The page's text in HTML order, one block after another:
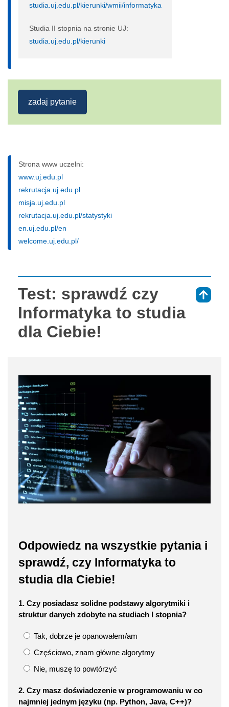
studia.uj.edu.pl/kierunki/wmii/informatyka
Studia II stopnia na stronie UJ:
studia.uj.edu.pl/kierunki
zadaj pytanie
Strona www uczelni:
www.uj.edu.pl
rekrutacja.uj.edu.pl
misja.uj.edu.pl
rekrutacja.uj.edu.pl/statystyki
en.uj.edu.pl/en
welcome.uj.edu.pl/
Test: sprawdź czy
Informatyka to studia
dla Ciebie!
Odpowiedz na wszystkie pytania i
sprawdź, czy Informatyka to
studia dla Ciebie!
1. Czy posiadasz solidne podstawy algorytmiki i
struktur danych zdobyte na studiach I stopnia?
Tak, dobrze je opanowałem/am
Częściowo, znam główne algorytmy
Nie, muszę to powtórzyć
2. Czy masz doświadczenie w programowaniu w co
najmniej jednym języku (np. Python, Java, C++)?